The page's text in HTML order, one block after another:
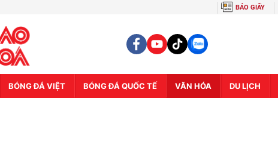
BÁO GIẤY
BÓNG ĐÁ VIỆT BÓNG ĐÁ QUỐC TẾ VĂN HÓA DU LỊCH